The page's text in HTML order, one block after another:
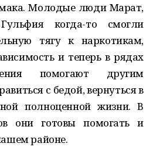
Молодые люди Марат,
когда-то смогли
тягу к наркотикам,
и теперь в рядах
помогают другим
с бедой, вернуться в
полноценной жизни. В
они готовы помогать и
районе.